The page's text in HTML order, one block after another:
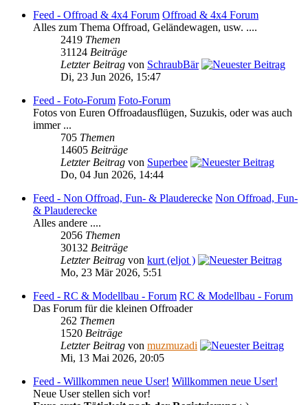
Feed - Offroad & 4x4 Forum Offroad & 4x4 Forum
Alles zum Thema Offroad, Geländewagen, usw. ....
2419 Themen
31124 Beiträge
Letzter Beitrag von SchraubBär
Di, 23 Jun 2026, 15:47
Feed - Foto-Forum Foto-Forum
Fotos von Euren Offroadausflügen, Suzukis, oder was auch
immer ...
705 Themen
14605 Beiträge
Letzter Beitrag von Superbee
Do, 04 Jun 2026, 14:44
Feed - Non Offroad, Fun- & Plauderecke Non Offroad, Fun-
& Plauderecke
Alles andere ....
2056 Themen
30132 Beiträge
Letzter Beitrag von kurt (eljot )
Mo, 23 Mär 2026, 5:51
Feed - RC & Modellbau - Forum RC & Modellbau - Forum
Das Forum für die kleinen Offroader
262 Themen
1520 Beiträge
Letzter Beitrag von muzmuzadi
Mi, 13 Mai 2026, 20:05
Feed - Willkommen neue User! Willkommen neue User!
Neue User stellen sich vor!